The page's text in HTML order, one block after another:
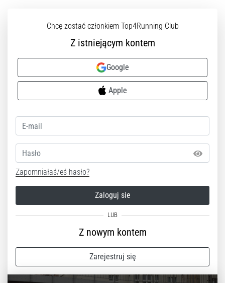
Chcę zostać członkiem Top4Running Club
Z istniejącym kontem
Google
Apple
Hasło
Zapomniałaś/eś hasło?
Zaloguj sie
Z nowym kontem
Zarejestruj się